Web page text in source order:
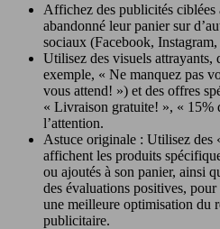
Affichez des publicités
abandonné leur panier sur
sociaux (Facebook,
Utilisez des visuels attrayants,
exemple, « Ne manquez pas
vous attend! ») et des offres
« Livraison gratuite! », « 15%
l’attention.
Astuce originale : Utilisez des
affichent les produits
ou ajoutés à son panier, ainsi
des évaluations positives,
une meilleure optimisation du
publicitaire.